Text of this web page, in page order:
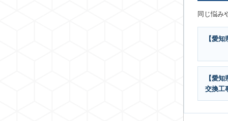
同じ悩み
【愛
【愛
交換工